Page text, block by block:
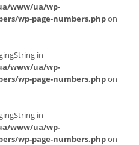
www/ua/wp-
wp-page-numbers.phpon
in
www/ua/wp-
wp-page-numbers.phpon
in
www/ua/wp-
wp-page-numbers.phpon